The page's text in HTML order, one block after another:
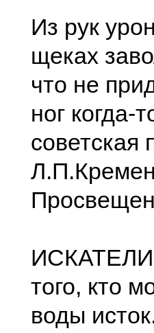
Из рук
щеках
что не
ног когда-
советская
ИСКАТЕЛИ
того, кто
воды